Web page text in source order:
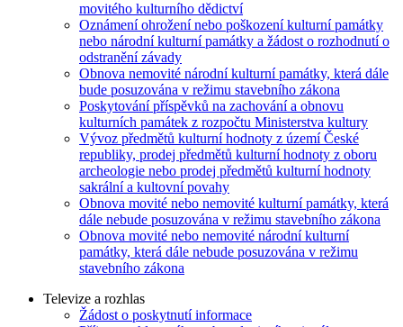
movitého kulturního dědictví
Oznámení ohrožení nebo poškození kulturní památky
nebo národní kulturní památky a žádost o rozhodnutí o
odstranění závady
Obnova nemovité národní kulturní památky, která dále
bude posuzována v režimu stavebního zákona
Poskytování příspěvků na zachování a obnovu
kulturních památek z rozpočtu Ministerstva kultury
Vývoz předmětů kulturní hodnoty z území České
republiky, prodej předmětů kulturní hodnoty z oboru
archeologie nebo prodej předmětů kulturní hodnoty
sakrální a kultovní povahy
Obnova movité nebo nemovité kulturní památky, která
dále nebude posuzována v režimu stavebního zákona
Obnova movité nebo nemovité národní kulturní
památky, která dále nebude posuzována v režimu
stavebního zákona
Televize a rozhlas
Žádost o poskytnutí informace